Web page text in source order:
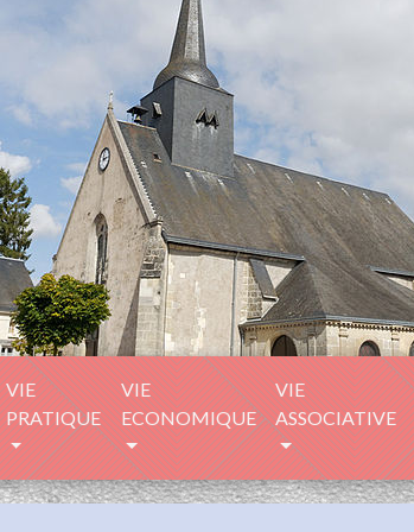
VIE
PRATIQUE
VIE
ECONOMIQUE
VIE
ASSOCIATIVE